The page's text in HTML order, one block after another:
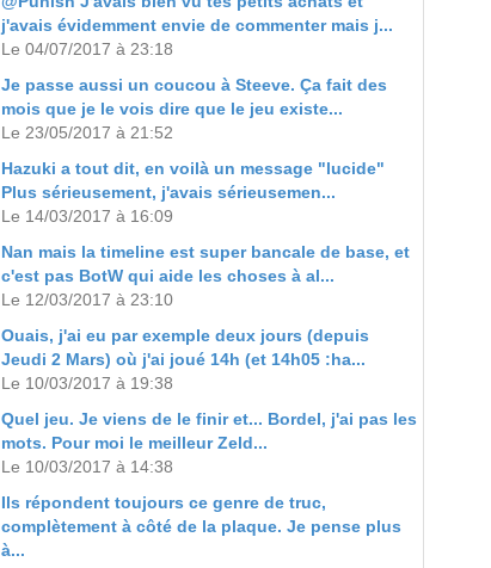
j'avais évidemment envie de commenter mais j...
Le 04/07/2017 à 23:18
Je passe aussi un coucou à Steeve. Ça fait des
mois que je le vois dire que le jeu existe...
Le 23/05/2017 à 21:52
Hazuki a tout dit, en voilà un message "lucide"
Plus sérieusement, j'avais sérieusemen...
Le 14/03/2017 à 16:09
Nan mais la timeline est super bancale de base, et
c'est pas BotW qui aide les choses à al...
Le 12/03/2017 à 23:10
Ouais, j'ai eu par exemple deux jours (depuis
Jeudi 2 Mars) où j'ai joué 14h (et 14h05 :ha...
Le 10/03/2017 à 19:38
Quel jeu. Je viens de le finir et... Bordel, j'ai pas les
mots. Pour moi le meilleur Zeld...
Le 10/03/2017 à 14:38
Ils répondent toujours ce genre de truc,
complètement à côté de la plaque. Je pense plus
à...